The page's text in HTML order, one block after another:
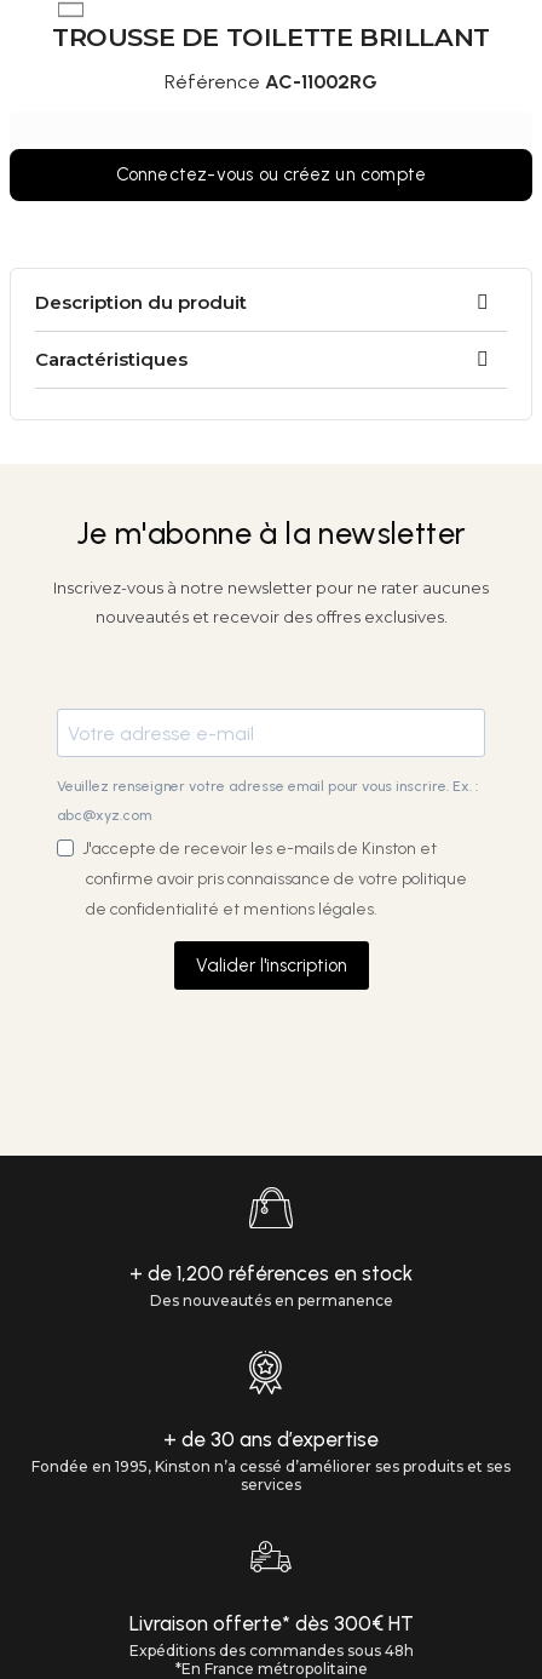
TROUSSE DE TOILETTE BRILLANT
Référence AC-11002RG
Connectez-vous ou créez un compte
Description du produit
Caractéristiques
Je m'abonne à la newsletter
Inscrivez-vous à notre newsletter pour ne rater aucunes
nouveautés et recevoir des offres exclusives.
Veuillez renseigner votre adresse email pour vous inscrire. Ex. :
abc@xyz.com
J'accepte de recevoir les e-mails de Kinston et
confirme avoir pris connaissance de votre politique
de confidentialité et mentions légales.
Valider l'inscription
+ de 1,200 références en stock
Des nouveautés en permanence
+ de 30 ans d’expertise
Fondée en 1995, Kinston n’a cessé d’améliorer ses produits et ses
services
Livraison offerte* dès 300€ HT
Expéditions des commandes sous 48h
*En France métropolitaine